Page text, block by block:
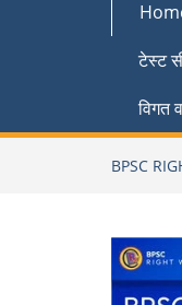
टेस्ट
विगत
BPSC